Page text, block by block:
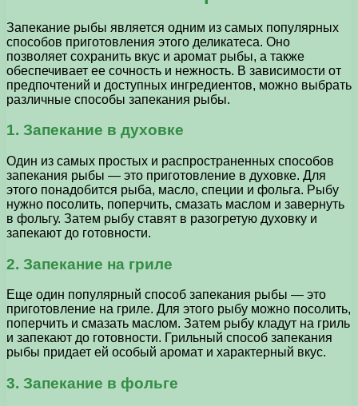
Запекание рыбы является одним из самых популярных
способов приготовления этого деликатеса. Оно
позволяет сохранить вкус и аромат рыбы, а также
обеспечивает ее сочность и нежность. В зависимости от
предпочтений и доступных ингредиентов, можно выбрать
различные способы запекания рыбы.
1. Запекание в духовке
Один из самых простых и распространенных способов
запекания рыбы — это приготовление в духовке. Для
этого понадобится рыба, масло, специи и фольга. Рыбу
нужно посолить, поперчить, смазать маслом и завернуть
в фольгу. Затем рыбу ставят в разогретую духовку и
запекают до готовности.
2. Запекание на гриле
Еще один популярный способ запекания рыбы — это
приготовление на гриле. Для этого рыбу можно посолить,
поперчить и смазать маслом. Затем рыбу кладут на гриль
и запекают до готовности. Грильный способ запекания
рыбы придает ей особый аромат и характерный вкус.
3. Запекание в фольге